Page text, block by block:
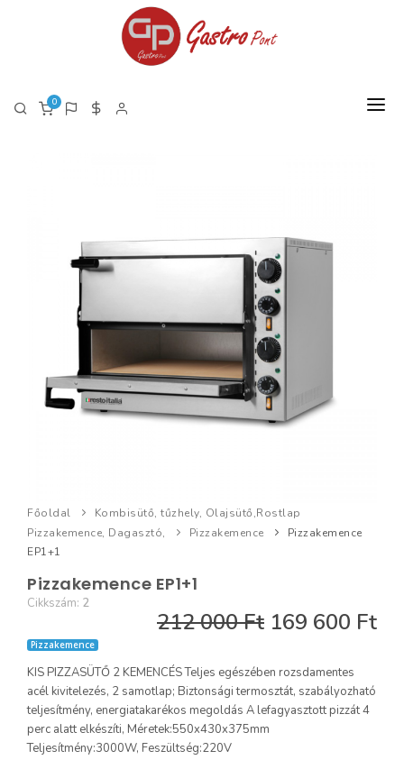
0
TERMÉKEK
TERMÉK LISTA PDF
Főoldal
Kombisütő, tűzhely, Olajsütő,Rostlap
Pizzakemence, Dagasztó,
Pizzakemence
Pizzakemence
EP1+1
Pizzakemence EP1+1
Cikkszám: 2
212 000 Ft 169 600 Ft
Pizzakemence
KIS PIZZASÜTŐ 2 KEMENCÉS Teljes egészében rozsdamentes
acél kivitelezés, 2 samotlap; Biztonsági termosztát, szabályozható
teljesítmény, energiatakarékos megoldás A lefagyasztott pizzát 4
perc alatt elkészíti, Méretek:550x430x375mm
Teljesítmény:3000W, Feszültség:220V